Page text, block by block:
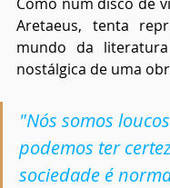
Aretaeus, tenta
mundo da
nostálgica de uma
"Nós somos
podemos ter
sociedade é